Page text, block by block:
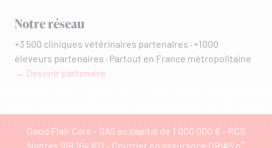
Notre réseau
+3 500 cliniques vétérinaires partenaires · +1000
éleveurs partenaires · Partout en France métropolitaine
→ Devenir partenaire
Good Flair Care - SAS au capital de 1 000 000 € - RCS
Nantes 918 164 831 - Courtier en assurance ORIAS n°